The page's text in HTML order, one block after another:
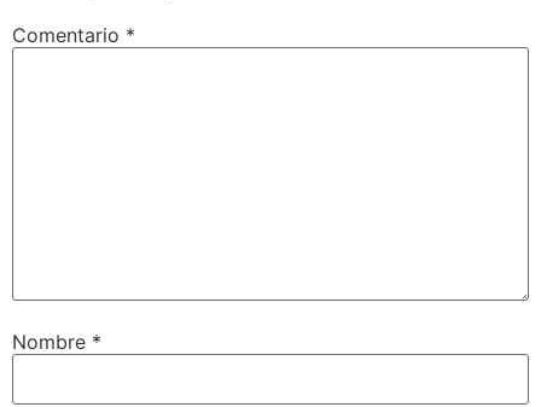
Comentario *
Nombre *